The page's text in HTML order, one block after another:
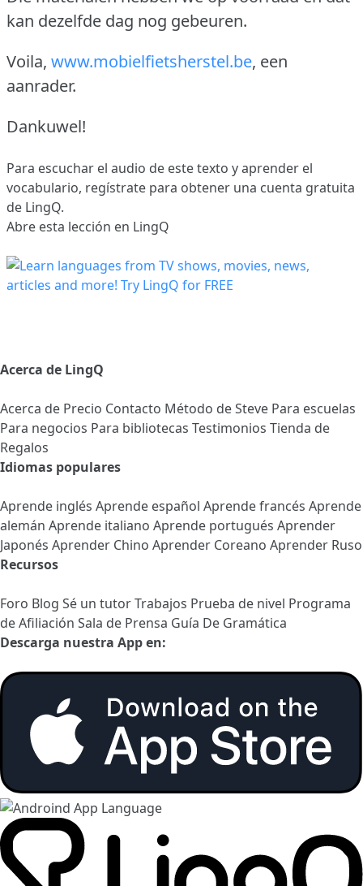
kan dezelfde dag nog gebeuren.
Voila, www.mobielfietsherstel.be, een
aanrader.
Dankuwel!
Para escuchar el audio de este texto y aprender el
vocabulario, regístrate para obtener una cuenta gratuita
de LingQ.
Abre esta lección en LingQ
Acerca de LingQ
Acerca de Precio Contacto Método de Steve Para escuelas
Para negocios Para bibliotecas Testimonios Tienda de
Regalos
Idiomas populares
Aprende inglés Aprende español Aprende francés Aprende
alemán Aprende italiano Aprende portugués Aprender
Japonés Aprender Chino Aprender Coreano Aprender Ruso
Recursos
Foro Blog Sé un tutorTrabajos Prueba de nivel Programa
de Afiliación Sala de Prensa Guía De Gramática
Descarga nuestra App en: